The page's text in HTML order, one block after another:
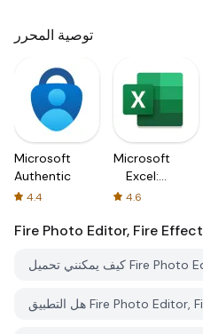
توصية المحرر
Microsoft
Authenticator
4.4
Microsoft
Excel:
Spreadsheets
4.6
Fire Photo Editor, Fire Effect